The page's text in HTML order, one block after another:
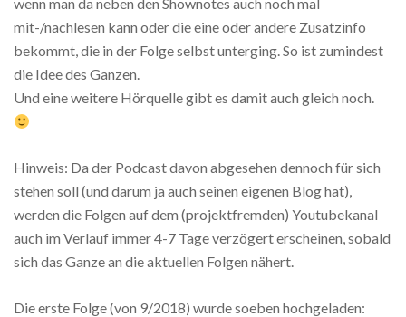
mit-/nachlesen kann oder die eine oder andere Zusatzinfo
bekommt, die in der Folge selbst unterging. So ist zumindest
die Idee des Ganzen.
Und eine weitere Hörquelle gibt es damit auch gleich noch.
Hinweis: Da der Podcast davon abgesehen dennoch für sich
stehen soll (und darum ja auch seinen eigenen Blog hat),
werden die Folgen auf dem (projektfremden) Youtubekanal
auch im Verlauf immer 4-7 Tage verzögert erscheinen, sobald
sich das Ganze an die aktuellen Folgen nähert.
Die erste Folge (von 9/2018) wurde soeben hochgeladen: